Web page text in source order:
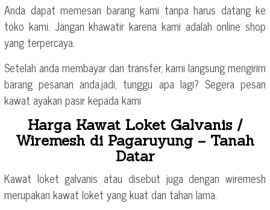
Anda dapat memesan barang kami tanpa harus datang ke
toko kami. Jangan khawatir karena kami adalah online shop
yang terpercaya.
Setelah anda membayar dan transfer, kami langsung mengirim
barang pesanan anda.jadi, tunggu apa lagi? Segera pesan
kawat ayakan pasir kepada kami
Harga Kawat Loket Galvanis /
Wiremesh di Pagaruyung – Tanah
Datar
Kawat loket galvanis atau disebut juga dengan wiremesh
merupakan kawat loket yang kuat dan tahan lama.